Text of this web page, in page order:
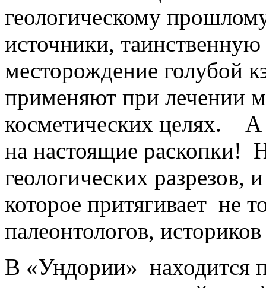
геологическому
источники,
месторождение голубой
применяют при лечении
косметических целях. А
на настоящие раскопки!
геологических
которое притягивает не
палеонтологов,
В «Ундории» находится